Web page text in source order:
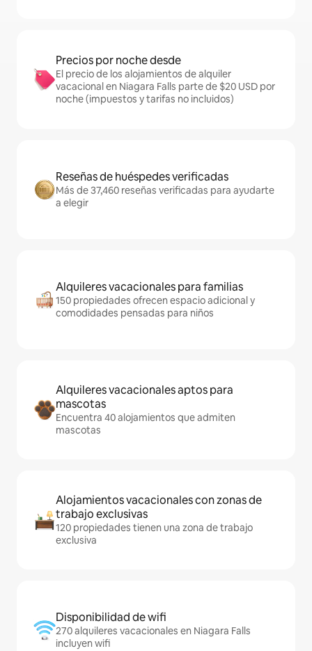
Precios por noche desde
El precio de los alojamientos de alquiler
vacacional en Niagara Falls parte de $20 USD por
noche (impuestos y tarifas no incluidos)
Reseñas de huéspedes verificadas
Más de 37,460 reseñas verificadas para ayudarte
a elegir
Alquileres vacacionales para familias
150 propiedades ofrecen espacio adicional y
comodidades pensadas para niños
Alquileres vacacionales aptos para
mascotas
Encuentra 40 alojamientos que admiten
mascotas
Alojamientos vacacionales con zonas de
trabajo exclusivas
120 propiedades tienen una zona de trabajo
exclusiva
Disponibilidad de wifi
270 alquileres vacacionales en Niagara Falls
incluyen wifi